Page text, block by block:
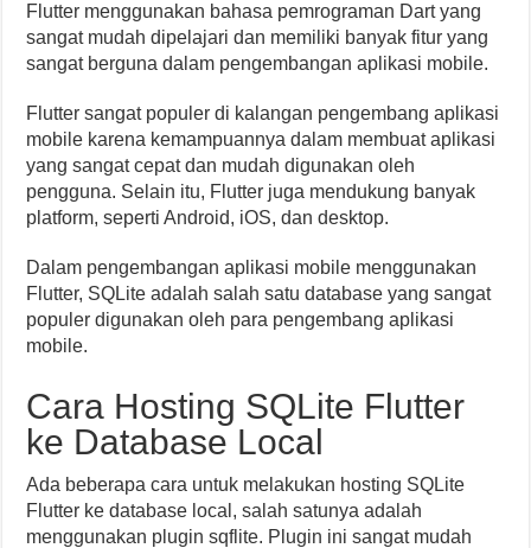
Flutter menggunakan bahasa pemrograman Dart yang
sangat mudah dipelajari dan memiliki banyak fitur yang
sangat berguna dalam pengembangan aplikasi mobile.
Flutter sangat populer di kalangan pengembang aplikasi
mobile karena kemampuannya dalam membuat aplikasi
yang sangat cepat dan mudah digunakan oleh
pengguna. Selain itu, Flutter juga mendukung banyak
platform, seperti Android, iOS, dan desktop.
Dalam pengembangan aplikasi mobile menggunakan
Flutter, SQLite adalah salah satu database yang sangat
populer digunakan oleh para pengembang aplikasi
mobile.
Cara Hosting SQLite Flutter
ke Database Local
Ada beberapa cara untuk melakukan hosting SQLite
Flutter ke database local, salah satunya adalah
menggunakan plugin sqflite. Plugin ini sangat mudah